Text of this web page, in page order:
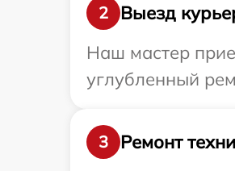
2
Выезд
Наш мастер
углубленный
3
Ремонт